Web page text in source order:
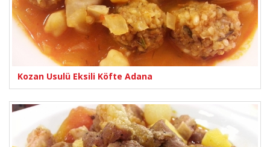
Kozan Usulü Eksili Köfte Adana